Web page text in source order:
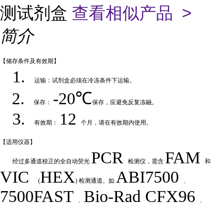
测试剂盒 查看相似产品 >
简介
【储存条件及有效期】
1.运输：试剂盒必须在冷冻条件下运输。
2.保存： -20℃保存，应避免反复冻融。
3. 有效期： 12 个月，请在有效期内使用 。
【适用仪器】
经过多通道校正的全自动荧光 PCR 检测仪，需含 FAM 和
VIC(HEX) 检测通道。如ABI7500 、
7500FAST 、 Bio-Rad CFX96 、